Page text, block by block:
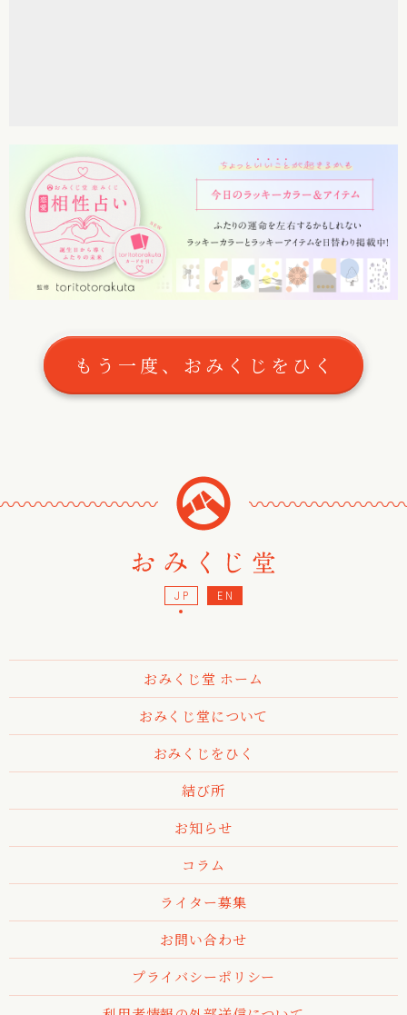
もう一度、おみくじをひく
〰〰〰〰〰〰〰 〰〰〰〰〰〰〰
JP EN
おみくじ堂 ホーム
おみくじ堂について
おみくじをひく
結び所
お知らせ
コラム
ライター募集
お問い合わせ
プライバシーポリシー